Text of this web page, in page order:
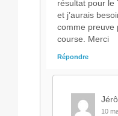
résultat pour le
et j’aurais
comme preuve
course. Merci
Répondre
10